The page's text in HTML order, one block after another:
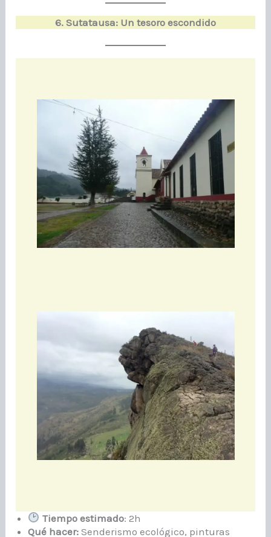
6. Sutatausa: Un tesoro escondido
Tiempo estimado: 2h
Qué hacer: Senderismo ecológico, pinturas